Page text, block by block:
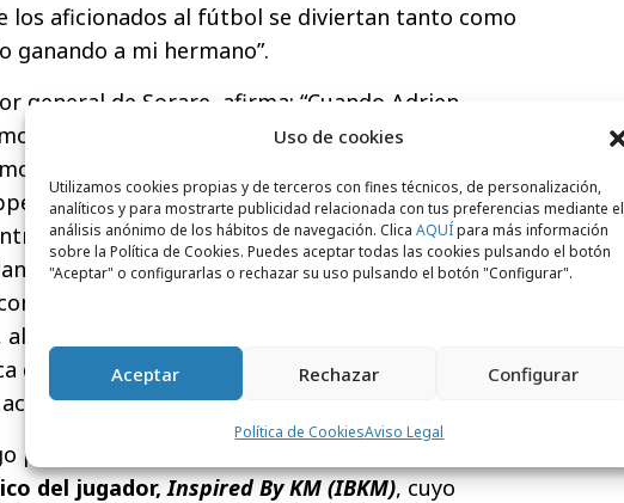
Uso de cookies
Utilizamos cookies propias y de terceros con fines técnicos, de personalización,
analíticos y para mostrarte publicidad relacionada con tus preferencias mediante el
análisis anónimo de los hábitos de navegación. Clica AQUÍpara más información
sobre la Política de Cookies. Puedes aceptar todas las cookies pulsando el botón
"Aceptar" o configurarlas o rechazar su uso pulsando el botón "Configurar".
Aceptar Rechazar Configurar
Política de CookiesAviso Legal
los aficionados al fútbol se diviertan tanto como
ganando a mi hermano”.
general de Sorare, afirma: “Cuando Adrien
Sorare, nuestro objetivo era que la gente
de construir y entrenar un equipo de
representa perfectamente esta experiencia
y fuera del campo”. Y, añade: “Estamos
esta emocionante competición porque su
con el lado más ligero y divertido de la
mismo tiempo que ofrece a nuestros usuarios
de conocer directamente a uno de los mayores
plazo entre Sorare y Mbappé respaldará el
del jugador,Inspired By KM (IBKM), cuyo